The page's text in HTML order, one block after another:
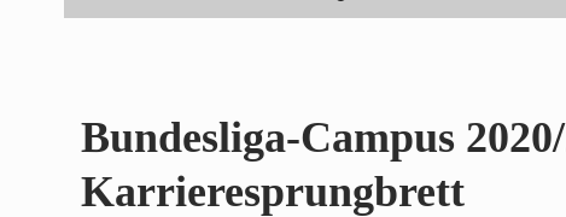
Bundesliga-Campus
Karrieresprungbrett